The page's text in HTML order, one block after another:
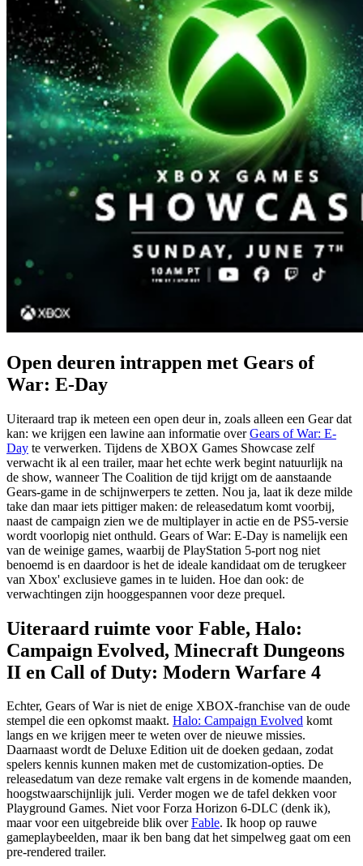
Open deuren intrappen met Gears of
War: E-Day
Uiteraard trap ik meteen een open deur in, zoals alleen een Gear dat
kan: we krijgen een lawine aan informatie overGears of War: E-
Day te verwerken. Tijdens de XBOX Games Showcase zelf
verwacht ik al een trailer, maar het echte werk begint natuurlijk na
de show, wanneer The Coalition de tijd krijgt om de aanstaande
Gears-game in de schijnwerpers te zetten. Nou ja, laat ik deze milde
take dan maar iets pittiger maken: de releasedatum komt voorbij,
naast de campaign zien we de multiplayer in actie en de PS5-versie
wordt voorlopig niet onthuld. Gears of War: E-Day is namelijk een
van de weinige games, waarbij de PlayStation 5-port nog niet
benoemd is en daardoor is het de ideale kandidaat om de terugkeer
van Xbox' exclusieve games in te luiden. Hoe dan ook: de
verwachtingen zijn hooggespannen voor deze prequel.
Uiteraard ruimte voor Fable, Halo:
Campaign Evolved, Minecraft Dungeons
II en Call of Duty: Modern Warfare 4
Echter, Gears of War is niet de enige XBOX-franchise van de oude
stempel die een opkomst maakt. Halo: Campaign Evolved komt
langs en we krijgen meer te weten over de nieuwe missies.
Daarnaast wordt de Deluxe Edition uit de doeken gedaan, zodat
spelers kennis kunnen maken met de customization-opties. De
releasedatum van deze remake valt ergens in de komende maanden,
hoogstwaarschijnlijk juli. Verder mogen we de tafel dekken voor
Playground Games. Niet voor Forza Horizon 6-DLC (denk ik),
maar voor een uitgebreide blik overFable. Ik hoop op rauwe
gameplaybeelden, maar ik ben bang dat het simpelweg gaat om een
pre-rendered trailer.